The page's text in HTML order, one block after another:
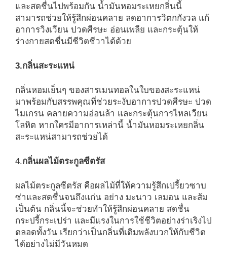
และสดชื่นไปพร้อมกัน น้ำมันหอมระเหยกลิ่นนี้
สามารถช่วยให้รู้สึกผ่อนคลาย ลดอาการวิตกกังวล แก้
อาการวิงเวียน ปวดศีรษะ อ่อนเพลีย และกระตุ้นให้
ร่างกายสดชื่นมีชีวิตชีวาได้ด้วย
3.กลิ่นสะระแหน่
กลิ่นหอมเย็นๆ ของสารเมนทอลในใบของสะระแหน่
มาพร้อมกับสรรพคุณที่ช่วยระงับอาการปวดศีรษะ ปวด
ไมเกรน คลายความอ่อนล้า และกระตุ้นการไหลเวียน
โลหิต หากใครมีอาการเหล่านี้ น้ำมันหอมระเหยกลิ่น
สะระแหน่สามารถช่วยได้
4.กลิ่นผลไม้ตระกูลซีตรัส
ผลไม้ตระกูลซีตรัส คือผลไม้ที่ให้ความรู้สึกเปรี้ยวซาบ
ซ่าและสดชื่นจนถึงแก่น อย่าง มะนาว เลมอน และส้ม
เป็นต้น กลิ่นนี้จะช่วยทำให้รู้สึกผ่อนคลาย สดชื่น
กระปรี้กระเปร่า และมีแรงในการใช้ชีวิตอย่างร่าเริงไป
ตลอดทั้งวัน เรียกว่าเป็นกลิ่นที่เติมพลังบวกให้กับชีวิต
ได้อย่างไม่มีวันหมด